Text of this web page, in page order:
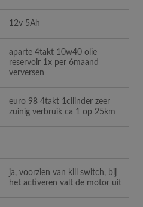
12v 5Ah
aparte 4takt 10w40 olie
reservoir 1x per 6maand
verversen
euro 98 4takt 1cilinder zeer
zuinig verbruik ca 1 op 25km
ja, voorzien van kill switch, bij
het activeren valt de motor uit